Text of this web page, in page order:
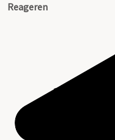
Reageren